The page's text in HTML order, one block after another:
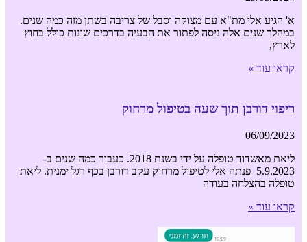
א' הגיע אלי מת"א עם מצוקה וסבל של צריבה בשתן מזה כמה שנים.
במהלך שנים אלה ניסה לפתור את הבעיה בדרכים שונות כולל בחוץ
לארץ,
קראו עוד »
ריפוי דורבן תוך שעה בטיפול מרחוק
06/09/2023
ליאת מאשדוד טופלה על ידי בשנת 2018. כעבור כמה שנים ב-
5.9.2023 פנתה אלי לטיפול מרחוק עקב דורבן בכף רגל ימנית. ליאת
טופלה בהצלחה בעודה
קראו עוד »